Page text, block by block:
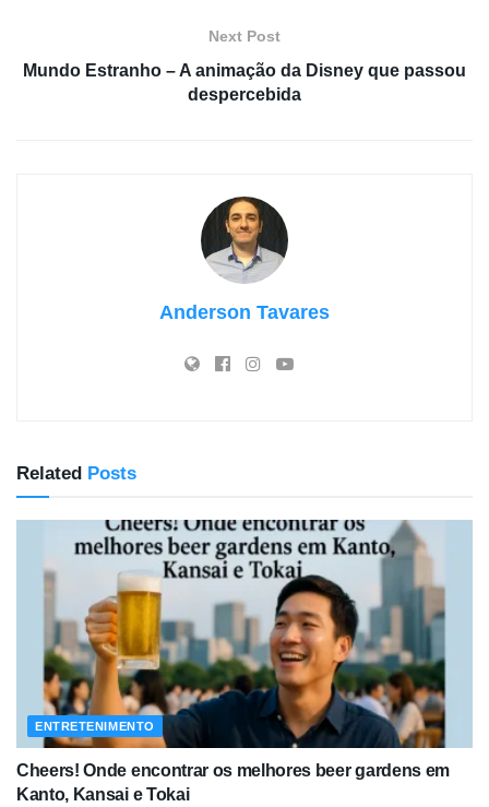
Next Post
Mundo Estranho – A animação da Disney que passou
despercebida
Anderson Tavares
Related Posts
ENTRETENIMENTO
Cheers! Onde encontrar os melhores beer gardens em
Kanto, Kansai e Tokai